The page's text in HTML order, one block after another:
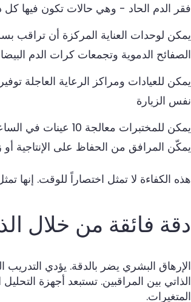
فقر الدم الحاد - وهي حالات تكون فيها كل
يمكن لوحدات العناية المركزة أن تراقب
الصفائح الدموية وتجمعات كرات الدم
يمكن للعيادات ومراكز الرعاية العاجلة
نفس الزيارة
يمكن للمختبرات معالجة
يمكّن المرافق من الحفاظ على الإنتاجية أو
هذه الكفاءة لا تمثل اختصاراً للوقت. إنها
دقة فائقة من خلال
الإرهاق البشري يضر بالدقة. يؤدي التدريب
الذاتي بين المراقبين. تستبعد أجهزة
المتغيرات.